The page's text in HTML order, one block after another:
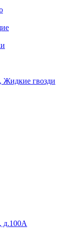
Жидкие гвозди
д.100А